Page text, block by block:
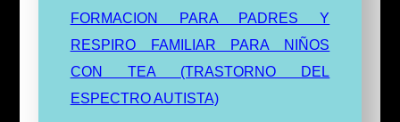
FORMACION PARA PADRES Y
RESPIRO FAMILIAR PARA NIÑOS
CON TEA (TRASTORNO DEL
ESPECTRO AUTISTA)